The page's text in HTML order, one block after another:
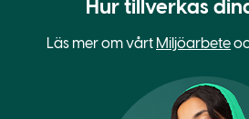
Hur tillverkas
Läs mer om vårt Miljöarbete